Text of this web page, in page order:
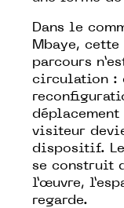
Dans le
Mbaye,
parcours
circulation :
visiteur
dispositif. Le
se construit
l’œuvre,
regarde.